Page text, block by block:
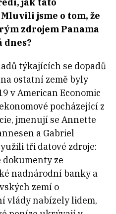
jak tato
jsme o tom, že
zdrojem Panama
dnes?
týkajících se dopadů
ostatní země byly
v American Economic
pocházející z
jmenují se Annette
a Gabriel
tři datové zdroje:
dokumenty ze
nadnárodní banky a
zemí o
vlády nabízely lidem,